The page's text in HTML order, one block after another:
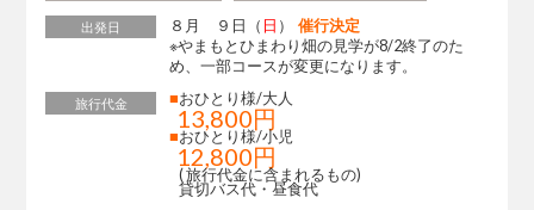
出発日 ８月 ９日（ 日 ）催行決定
※やまもとひまわり畑の見学が8/2終了のた
め、一部コースが変更になります。
旅行代金 ■おひとり様/大人
13,800円
■おひとり様/小児
12,800円
( 旅行代金に含まれるもの)
貸切バス代・昼食代